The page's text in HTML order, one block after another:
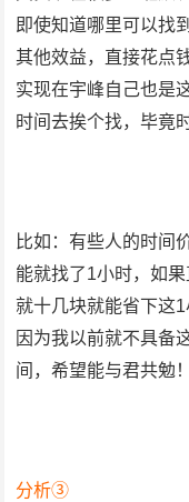
即使知道哪里可以找
其他效益，直接花点
实现在宇峰自己也是
时间去挨个找，毕竟
比如：有些人的时间
能就找了1小时，如
就十几块就能省下这
因为我以前就不具备
间，希望能与君共勉！
分析③